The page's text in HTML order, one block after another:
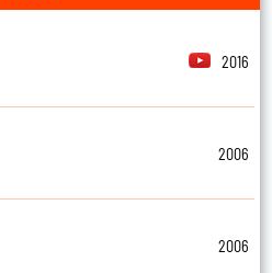
2016
2006
2006